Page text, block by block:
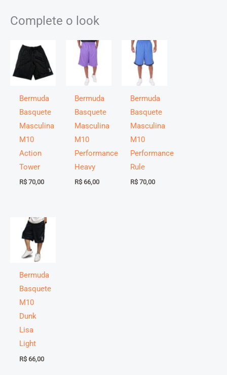
Medidas aproximadas em centímetros.
Largura
Comprimento
Complete o look
Bermuda
Basquete
Masculina
M10
Action
Tower
R$70,00
Bermuda
Basquete
Masculina
M10
Performance
Heavy
R$ 66,00
Bermuda
Basquete
Masculina
M10
Performance
Rule
R$ 70,00
Bermuda
Basquete
M10
Dunk
Lisa
Light
R$66,00